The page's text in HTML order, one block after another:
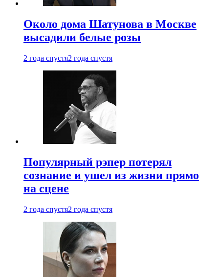
Около дома Шатунова в Москве
высадили белые розы
2 года спустя2 года спустя
Популярный рэпер потерял
сознание и ушел из жизни прямо
на сцене
2 года спустя2 года спустя